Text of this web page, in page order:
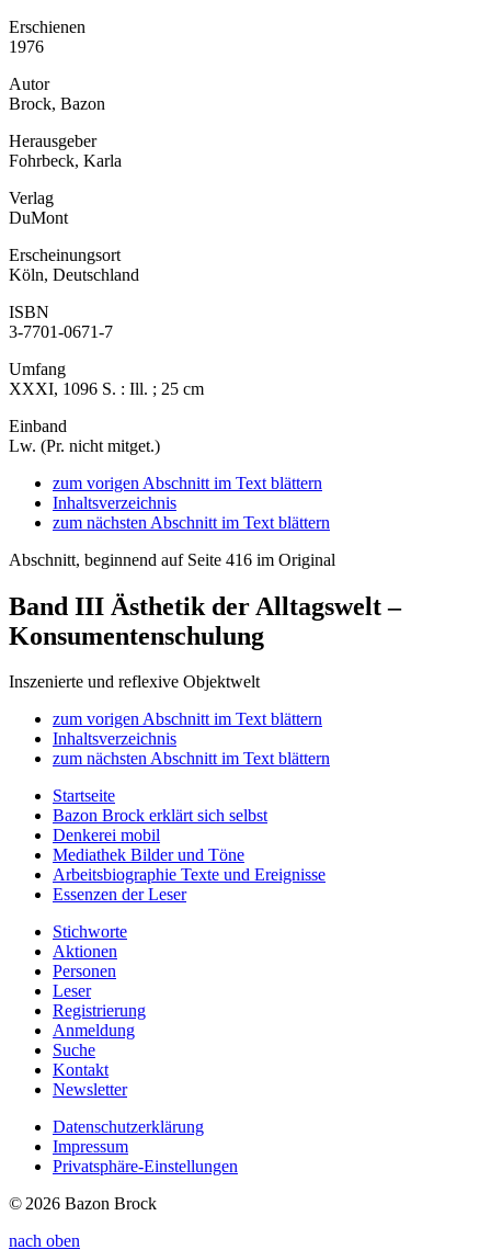
Erschienen
1976
Autor
Brock, Bazon
Herausgeber
Fohrbeck, Karla
Verlag
DuMont
Erscheinungsort
Köln, Deutschland
ISBN
3-7701-0671-7
Umfang
XXXI, 1096 S. : Ill. ; 25 cm
Einband
Lw. (Pr. nicht mitget.)
zum vorigen Abschnitt im Text blättern
Inhaltsverzeichnis
zum nächsten Abschnitt im Text blättern
Abschnitt, beginnend auf Seite 416 im Original
Band III Ästhetik der Alltagswelt –
Konsumentenschulung
Inszenierte und reflexive Objektwelt
zum vorigen Abschnitt im Text blättern
Inhaltsverzeichnis
zum nächsten Abschnitt im Text blättern
Startseite
Bazon Brock erklärt sich selbst
Denkerei mobil
Mediathek Bilder und Töne
Arbeitsbiographie Texte und Ereignisse
Essenzen der Leser
Stichworte
Aktionen
Personen
Leser
Registrierung
Anmeldung
Suche
Kontakt
Newsletter
Datenschutzerklärung
Impressum
Privatsphäre-Einstellungen
© 2026 Bazon Brock
nach oben